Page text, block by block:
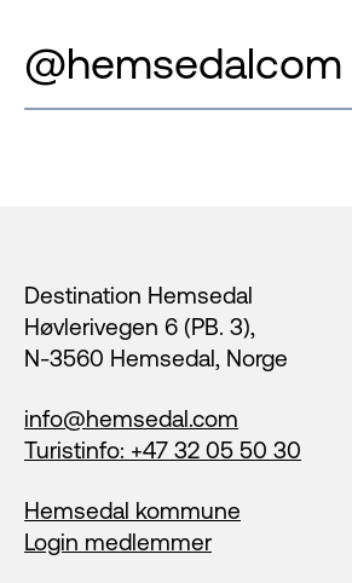
@hemsedalcom
Destination Hemsedal
Høvlerivegen 6 (PB. 3),
N-3560 Hemsedal, Norge
info@hemsedal.com
Turistinfo: +47 32 05 50 30
Hemsedal kommune
Login medlemmer